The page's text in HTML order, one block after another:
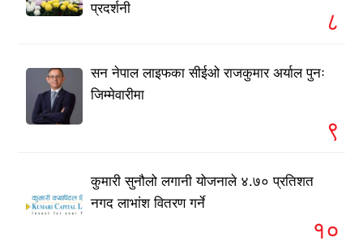
प्रदर्शनी
८
सन नेपाल लाइफका सीईओ राजकुमार अर्याल पुनः
जिम्मेवारीमा
९
कुमारी सुनौलो लगानी योजनाले ४.७० प्रतिशत
नगद लाभांश वितरण गर्ने
१०